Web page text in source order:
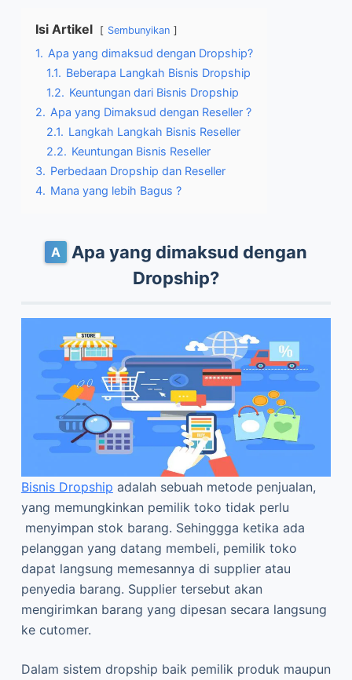
Isi Artikel Sembunyikan
1. Apa yang dimaksud dengan Dropship?
1.1. Beberapa Langkah Bisnis Dropship
1.2. Keuntungan dari Bisnis Dropship
2. Apa yang Dimaksud dengan Reseller ?
2.1. Langkah Langkah Bisnis Reseller
2.2. Keuntungan Bisnis Reseller
3. Perbedaan Dropship dan Reseller
4. Mana yang lebih Bagus ?
Apa yang dimaksud dengan
Dropship?
Bisnis Dropship adalah sebuah metode penjualan,
yang memungkinkan pemilik toko tidak perlu
menyimpan stok barang. Sehinggga ketika ada
pelanggan yang datang membeli, pemilik toko
dapat langsung memesannya di supplier atau
penyedia barang. Supplier tersebut akan
mengirimkan barang yang dipesan secara langsung
ke cutomer.
Dalam sistem dropship baik pemilik produk maupun